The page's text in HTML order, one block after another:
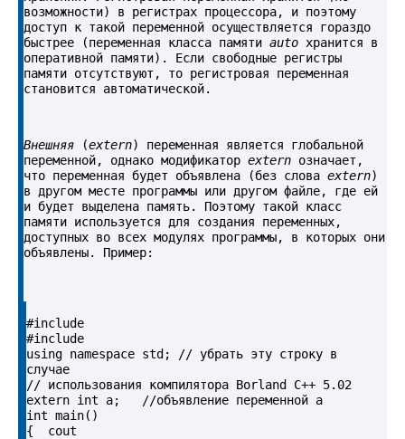
возможности) в регистрах процессора, и поэтому
доступ к такой переменной осуществляется гораздо
быстрее (переменная класса памяти auto хранится в
оперативной памяти). Если свободные регистры
памяти отсутствуют, то регистровая переменная
становится автоматической.
Внешняя (extern) переменная является глобальной
переменной, однако модификатор extern означает,
что переменная будет объявлена (без слова extern)
в другом месте программы или другом файле, где ей
и будет выделена память. Поэтому такой класс
памяти используется для создания переменных,
доступных во всех модулях программы, в которых они
объявлены. Пример:
#include
#include
using namespace std; // убрать эту строку в
случае
// использования компилятора Borland C++ 5.02
extern int a;   //объявление переменной a
int main()